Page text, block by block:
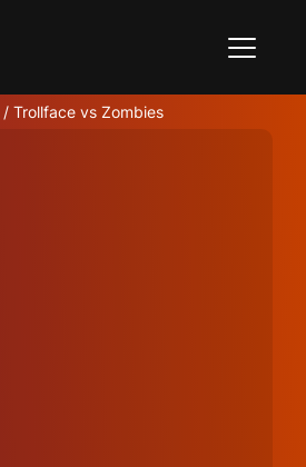
/ Trollface vs Zombies